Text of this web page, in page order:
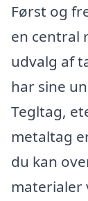
Først og
en central
udvalg af
har sine
Tegltag,
metaltag
du kan
materialer